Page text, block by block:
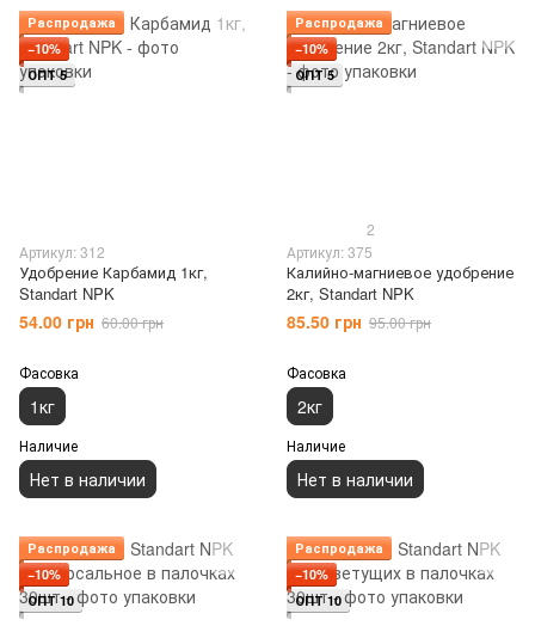
Распродажа
−10%
ОПТ 5
Артикул: 312
Удобрение Карбамид 1кг,
Standart NPK
54.00 грн 60.00 грн
Фасовка
1кг
Наличие
Нет в наличии
Распродажа
−10%
ОПТ 5
2
Артикул: 375
Калийно-магниевое удобрение
2кг, Standart NPK
85.50 грн 95.00 грн
Фасовка
2кг
Наличие
Нет в наличии
Распродажа
−10%
ОПТ 10
Распродажа
−10%
ОПТ 10